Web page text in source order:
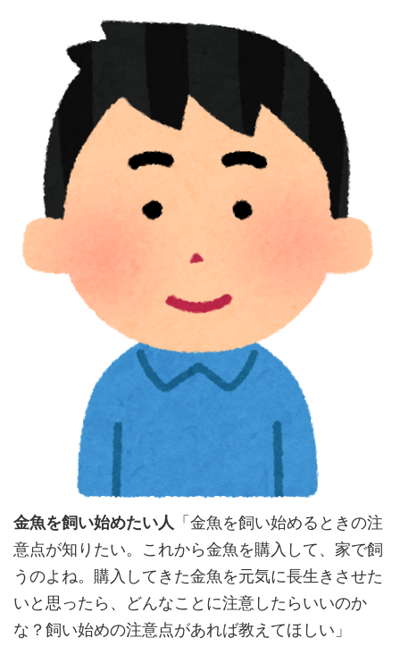
金魚を飼い始めたい人 「金魚を飼い始めるときの注
意点が知りたい。これから金魚を購入して、家で飼
うのよね。購入してきた金魚を元気に長生きさせた
いと思ったら、どんなことに注意したらいいのか
な？飼い始めの注意点があれば教えてほしい」